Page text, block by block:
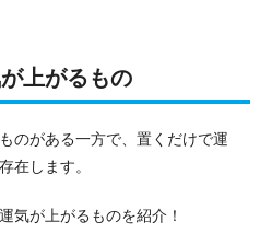
上がるもの
のがある一方で、置くだけで運
在します。
気が上がるものを紹介！